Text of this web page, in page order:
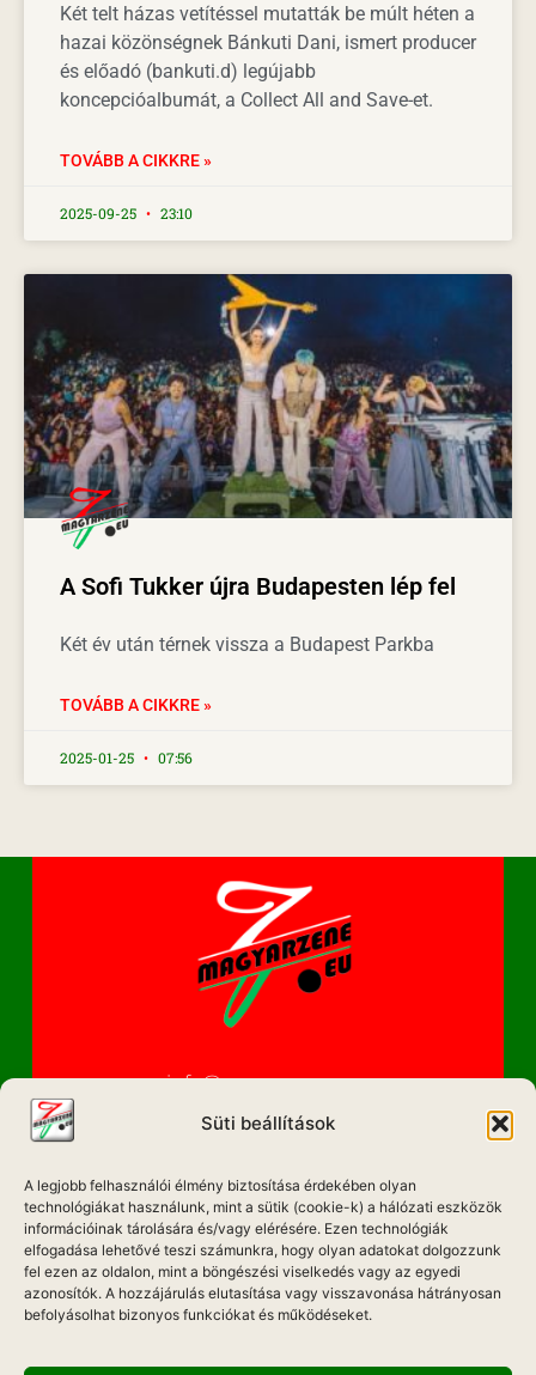
Süti beállítások
A legjobb felhasználói élmény biztosítása érdekében olyan
technológiákat használunk, mint a sütik (cookie-k) a hálózati eszközök
információinak tárolására és/vagy elérésére. Ezen technológiák
elfogadása lehetővé teszi számunkra, hogy olyan adatokat dolgozzunk
fel ezen az oldalon, mint a böngészési viselkedés vagy az egyedi
azonosítók. A hozzájárulás elutasítása vagy visszavonása hátrányosan
befolyásolhat bizonyos funkciókat és működéseket.
Két telt házas vetítéssel mutatták be múlt héten a
hazai közönségnek Bánkuti Dani, ismert producer
és előadó (bankuti.d) legújabb
koncepcióalbumát, a Collect All and Save-et.
TOVÁBB A CIKKRE »
2025-09-25 23:10
A Sofi Tukker újra Budapesten lép fel
Két év után térnek vissza a Budapest Parkba
TOVÁBB A CIKKRE »
2025-01-25 07:56
info@magyarzene.eu
IMPRESSZUM
ETIKAI KÓDEX
MÉDIA AJÁNLAT
ADATKEZELÉSI NYILATKOZAT